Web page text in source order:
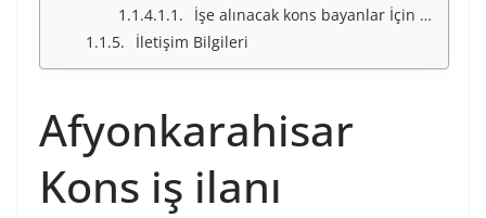
İşe alınacak kons bayanlar İçin Türkiye Geneli İllerimiz
İletişim Bilgileri
Afyonkarahisar
Kons iş ilanı